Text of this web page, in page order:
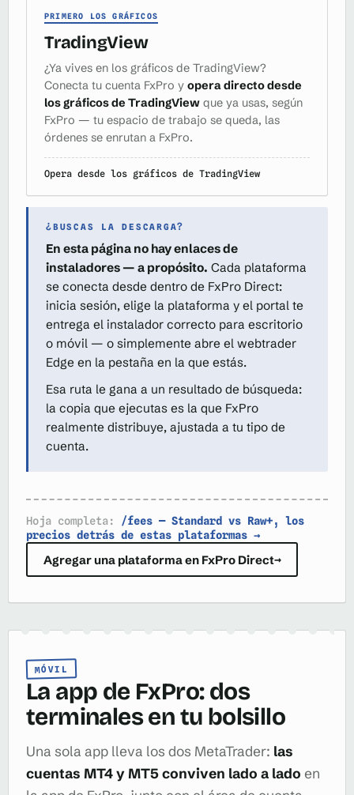
PRIMERO LOS GRÁFICOS
TradingView
¿Ya vives en los gráficos de TradingView?
Conecta tu cuenta FxPro y opera directo desde
los gráficos de TradingView que ya usas, según
FxPro — tu espacio de trabajo se queda, las
órdenes se enrutan a FxPro.
Opera desde los gráficos de TradingView
¿BUSCAS LA DESCARGA?
En esta página no hay enlaces de
instaladores — a propósito. Cada plataforma
se conecta desde dentro de FxPro Direct:
inicia sesión, elige la plataforma y el portal te
entrega el instalador correcto para escritorio
o móvil — o simplemente abre el webtrader
Edge en la pestaña en la que estás.
Esa ruta le gana a un resultado de búsqueda:
la copia que ejecutas es la que FxPro
realmente distribuye, ajustada a tu tipo de
cuenta.
Hoja completa:
/fees — Standard vs Raw+, los
precios detrás de estas plataformas →
Agregar una plataforma en FxPro Direct→
MÓVIL
La app de FxPro: dos
terminales en tu bolsillo
Una sola app lleva los dos MetaTrader: las
cuentas MT4 y MT5 conviven lado a lado en